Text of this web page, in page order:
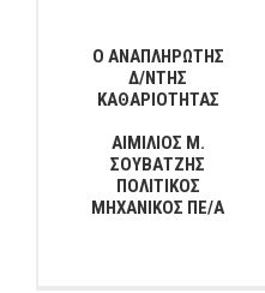
Ο ΑΝΑΠΛΗΡΩΤΗΣ
Δ/ΝΤΗΣ
ΚΑΘΑΡΙΟΤΗΤΑΣ
ΑΙΜΙΛΙΟΣ Μ.
ΣΟΥΒΑΤΖΗΣ
ΠΟΛΙΤΙΚΟΣ
ΜΗΧΑΝΙΚΟΣ ΠΕ/Α